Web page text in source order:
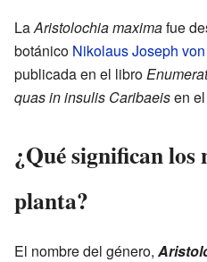
LaAristolochia maximafue
botánico Nikolaus Joseph
publicada en el libro
quas in insulis Caribaeisen
¿Qué significan los
planta?
El nombre del género,